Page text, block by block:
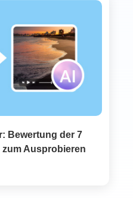
Bewertung der 7
zum Ausprobieren